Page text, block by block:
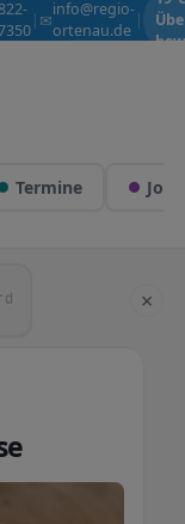
| ✉info@regio-
ortenau.de
|
Termine Jobs
×